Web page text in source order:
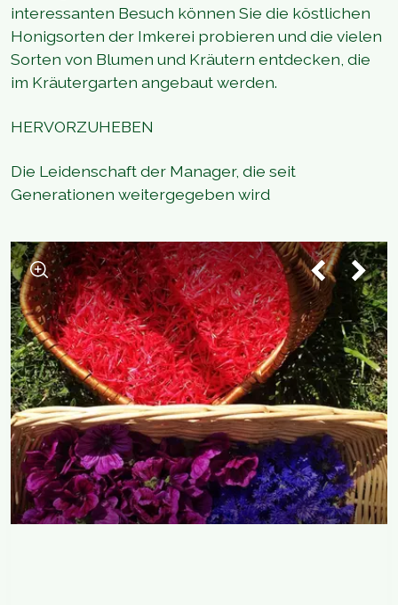
interessanten Besuch können Sie die köstlichen
Honigsorten der Imkerei probieren und die vielen
Sorten von Blumen und Kräutern entdecken, die
im Kräutergarten angebaut werden.
HERVORZUHEBEN
Die Leidenschaft der Manager, die seit
Generationen weitergegeben wird